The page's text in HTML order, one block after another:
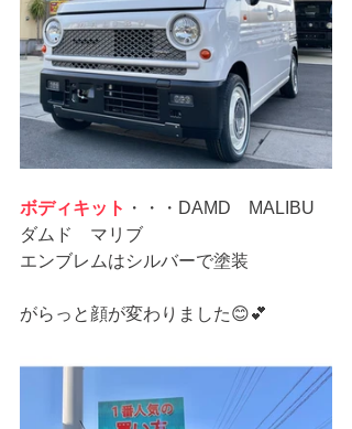
ボディキット ・・・DAMD　MALIBU
ダムド　マリブ
エンブレムはシルバーで塗装
がらっと顔が変わりました😊💕